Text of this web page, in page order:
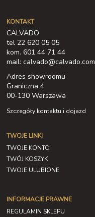
KONTAKT
CALVADO
tel 22 620 05 05
kom. 601 44 71 44
mail: calvado@calvado.com
Adres showroomu
Graniczna 4
00-130 Warszawa
Szczegóły kontaktu i dojazd
TWOJE LINKI
TWOJE KONTO
TWÓJ KOSZYK
TWOJE ULUBIONE
INFORMACJE PRAWNE
REGULAMIN SKLEPU